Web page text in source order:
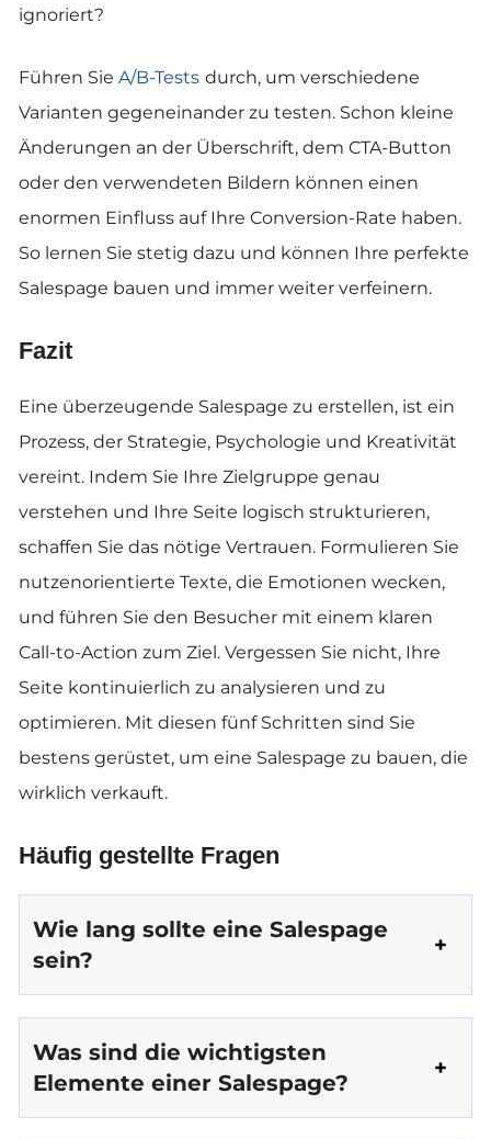
ignoriert?
Führen Sie A/B-Tests durch, um verschiedene
Varianten gegeneinander zu testen. Schon kleine
Änderungen an der Überschrift, dem CTA-Button
oder den verwendeten Bildern können einen
enormen Einfluss auf Ihre Conversion-Rate haben.
So lernen Sie stetig dazu und können Ihre perfekte
Salespage bauen und immer weiter verfeinern.
Fazit
Eine überzeugende Salespage zu erstellen, ist ein
Prozess, der Strategie, Psychologie und Kreativität
vereint. Indem Sie Ihre Zielgruppe genau
verstehen und Ihre Seite logisch strukturieren,
schaffen Sie das nötige Vertrauen. Formulieren Sie
nutzenorientierte Texte, die Emotionen wecken,
und führen Sie den Besucher mit einem klaren
Call-to-Action zum Ziel. Vergessen Sie nicht, Ihre
Seite kontinuierlich zu analysieren und zu
optimieren. Mit diesen fünf Schritten sind Sie
bestens gerüstet, um eine Salespage zu bauen, die
wirklich verkauft.
Häufig gestellte Fragen
Wie lang sollte eine Salespage
sein?
Was sind die wichtigsten
Elemente einer Salespage?